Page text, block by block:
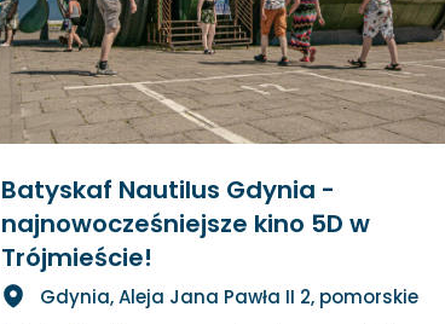
Batyskaf Nautilus Gdynia -
najnowocześniejsze kino 5D w
Trójmieście!
Gdynia, Aleja Jana Pawła II 2, pomorskie